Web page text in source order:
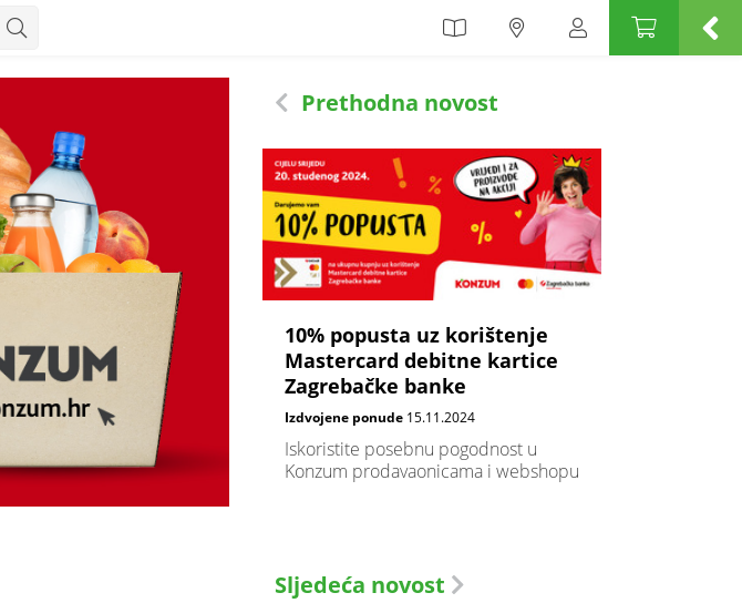
Prethodna novost
10% popusta uz korištenje
Mastercard debitne kartice
Zagrebačke banke
Izdvojene ponude 15.11.2024
Iskoristite posebnu pogodnost u
Konzum prodavaonicama i webshopu
Sljedeća novost